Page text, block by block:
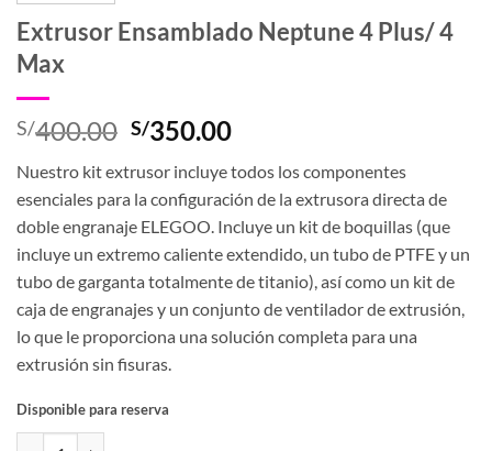
Extrusor Ensamblado Neptune 4 Plus/ 4
Max
S/400.00 El
original
era:
S/400.00.
S/350.00El
actual
es:
S/350.00.
Nuestro kit extrusor incluye todos los componentes
esenciales para la configuración de la extrusora directa de
doble engranaje ELEGOO. Incluye un kit de boquillas (que
incluye un extremo caliente extendido, un tubo de PTFE y un
tubo de garganta totalmente de titanio), así como un kit de
caja de engranajes y un conjunto de ventilador de extrusión,
lo que le proporciona una solución completa para una
extrusión sin fisuras.
Disponible para reserva